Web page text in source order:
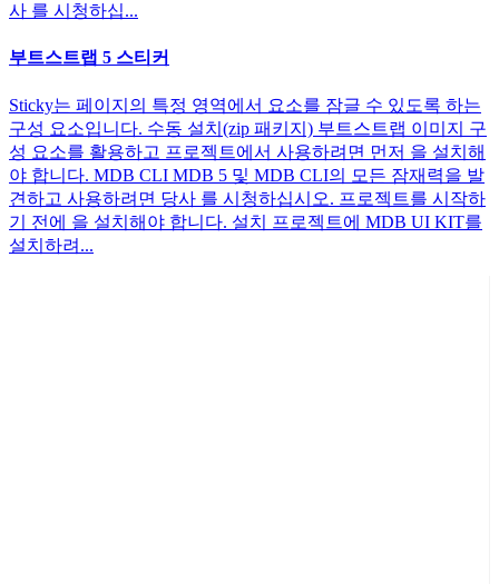
사 를 시청하십...
부트스트랩 5 스티커
Sticky는 페이지의 특정 영역에서 요소를 잠글 수 있도록 하는
구성 요소입니다. 수동 설치(zip 패키지) 부트스트랩 이미지 구
성 요소를 활용하고 프로젝트에서 사용하려면 먼저 을 설치해
야 합니다. MDB CLI MDB 5 및 MDB CLI의 모든 잠재력을 발
견하고 사용하려면 당사 를 시청하십시오. 프로젝트를 시작하
기 전에 을 설치해야 합니다. 설치 프로젝트에 MDB UI KIT를
설치하려...